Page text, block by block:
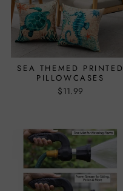
SEA THEMED PRINTED
PILLOWCASES
$11.99